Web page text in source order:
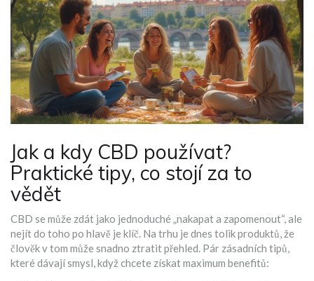
Jak a kdy CBD používat?
Praktické tipy, co stojí za to
vědět
CBD se může zdát jako jednoduché „nakapat a zapomenout“, ale
nejít do toho po hlavě je klíč. Na trhu je dnes tolik produktů, že
člověk v tom může snadno ztratit přehled. Pár zásadních tipů,
které dávají smysl, když chcete získat maximum benefitů: